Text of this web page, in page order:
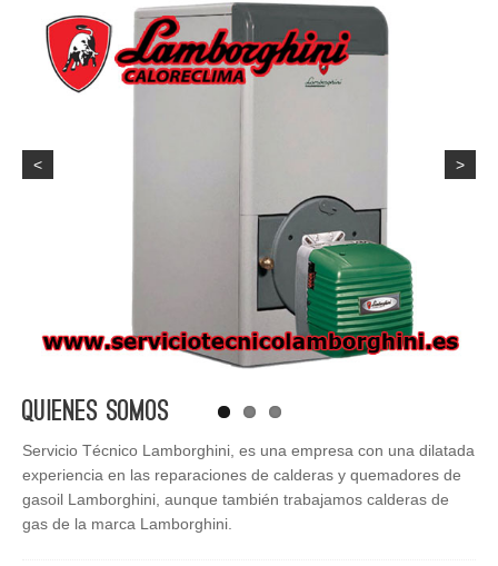
< >
Quienes Somos
Servicio Técnico Lamborghini, es una empresa con una dilatada
experiencia en las reparaciones de calderas y quemadores de
gasoil Lamborghini, aunque también trabajamos calderas de
gas de la marca Lamborghini.